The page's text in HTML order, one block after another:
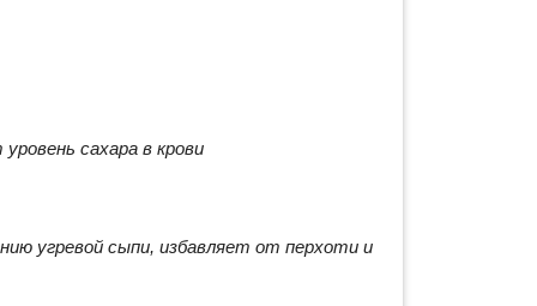
сахара в крови
угревой сыпи, избавляет от перхоти и